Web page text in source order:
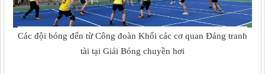
Các đội bóng đến từ Công đoàn Khối các cơ quan Đảng tranh
tài tại Giải Bóng chuyền hơi